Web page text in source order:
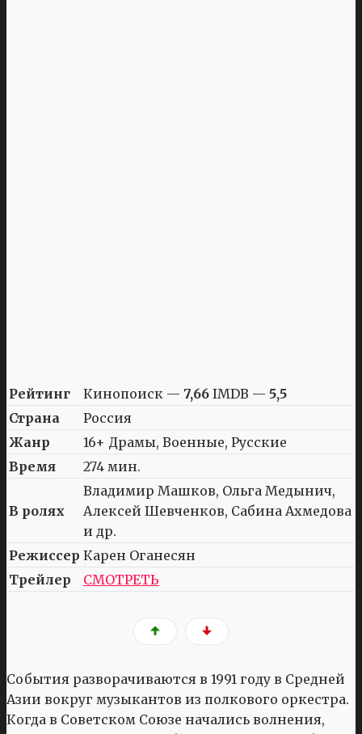
Рейтинг Кинопоиск — 7,66 IMDB — 5,5
Страна
Россия
Жанр
16+ Драмы, Военные, Русские
Время
274 мин.
В ролях
Владимир Машков, Ольга Медынич,
Алексей Шевченков, Сабина Ахмедова
и др.
Режиссер Карен Оганесян
Трейлер
СМОТРЕТЬ
События разворачиваются в 1991 году в Средней
Азии вокруг музыкантов из полкового оркестра.
Когда в Советском Союзе начались волнения,